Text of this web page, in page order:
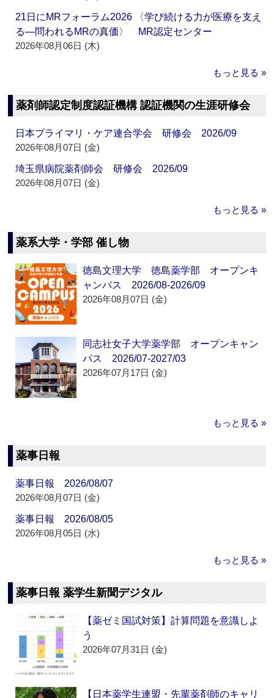
21日にMRフォーラム2026 〈学び続ける力が医療を支え
る―問われるMRの真価〉 MR認定センター
2026年08月06日 (木)
もっと見る »
薬剤師認定制度認証機構 認証機関の生涯研修会
日本プライマリ・ケア連合学会 研修会 2026/09
2026年08月07日 (金)
埼玉県病院薬剤師会 研修会 2026/09
2026年08月07日 (金)
もっと見る »
薬系大学・学部 催し物
徳島文理大学 徳島薬学部 オープンキ
ャンパス 2026/08-2026/09
2026年08月07日 (金)
同志社女子大学薬学部 オープンキャン
パス 2026/07-2027/03
2026年07月17日 (金)
もっと見る »
薬事日報
薬事日報 2026/08/07
2026年08月07日 (金)
薬事日報 2026/08/05
2026年08月05日 (水)
もっと見る »
薬事日報 薬学生新聞デジタル
【薬ゼミ国試対策】計算問題を意識しよ
う
2026年07月31日 (金)
【日本薬学生連盟・先輩薬剤師のキャリ